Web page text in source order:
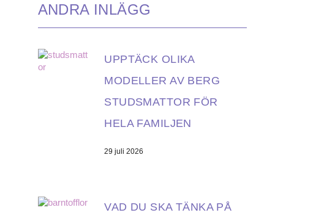
ANDRA INLÄGG
UPPTÄCK OLIKA
MODELLER AV BERG
STUDSMATTOR FÖR
HELA FAMILJEN
29 juli 2026
VAD DU SKA TÄNKA PÅ